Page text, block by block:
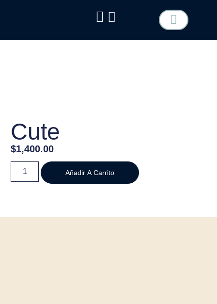
Cute
$1,400.00
Añadir A Carrito